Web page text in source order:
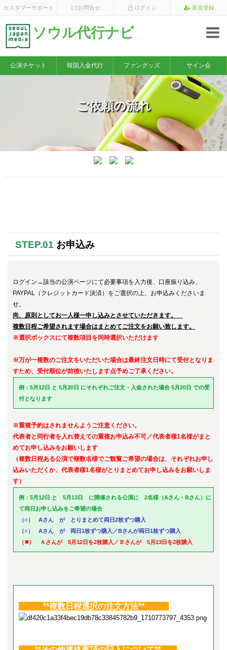
カスタマーサポート 1:1お問合せ ログイン 新規登録
ソウル代行ナビ
×
公演チケット 韓国入金代行 ファングッズ サイン会
ご依頼の流れ
STEP.01 お申込み
ログイン→該当の公演ページにて必要事項を入力後、 口座振り込み、
PAYPAL（クレジットカード決済）をご選択の上、お申込みくださいま
せ。
尚、原則としてお一人様一申し込みとさせていただきます。
複数日程ご希望されます場合はまとめてご注文をお願い致します。
※選択ボックスにて複数項目を同時選択いただけます
※万が一複数のご注文をいただいた場合は最終注文日時にて受付となりま
すため、受付順位が前後いたします点予めご了承ください。
例：5月12日 と 5月20日 にそれぞれご注文・入金された場合 5月20日 での受
付となります
※重複予約はされませんようご注意ください。
代表者と同行者を入れ替えての重複お申込み不可／代表者様1名様がまと
めてお申し込みをお願いします
（複数日程ある公演で複数名様でご観覧ご希望の場合は、それぞれお申し
込みいただくか、代表者様1名様がとりまとめてお申し込みをお願いしま
す）
例：5月12日 と 5月13日 に開催される公演に 2名様（Aさん・Bさん）に
て両日お申し込みをご希望の場合
（○） Aさん が とりまとめて両日2枚ずつ購入
（○） Aさん が 両日1枚ずつ購入／Bさんが両日1枚ずつ購入
（✖） Ａさんが 5月12日を2枚購入／Ｂさんが 5月13日を2枚購入
**複数日程選択の注文方法**